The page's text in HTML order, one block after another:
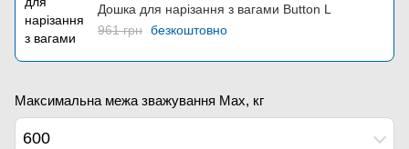
Дошка для нарізання з вагами Button L
961 грн безкоштовно
Максимальна межа зважування Мах, кг
600